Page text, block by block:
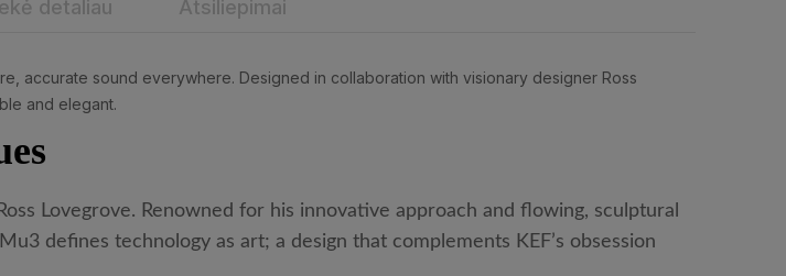
detaliau Atsiliepimai
accurate sound everywhere. Designed in collaboration with visionary designer Ross
and elegant.
Lovegrove. Renowned for his innovative approach and flowing, sculptural
defines technology as art; a design that complements KEF’s obsession